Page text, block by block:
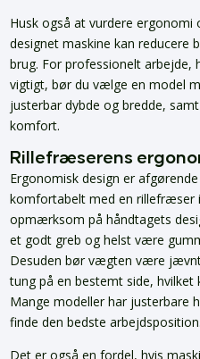
Husk også at vurdere
designet maskine kan reducere
brug. For professionelt
vigtigt, bør du vælge en model
justerbar dybde og bredde,
komfort.
Rillefræserens
Ergonomisk design er
komfortabelt med en
opmærksom på håndtagets
et godt greb og helst være
Desuden bør vægten være
tung på en bestemt side,
Mange modeller har justerbare
finde den bedste arbejdsposition.
Det er også en fordel, hvis